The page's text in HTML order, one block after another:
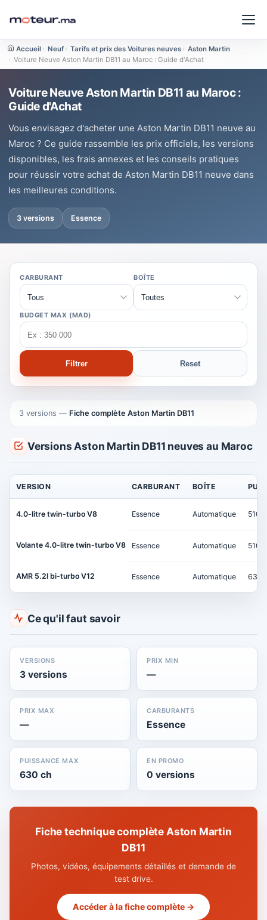
Accueil › Neuf › Tarifs et prix des Voitures neuves › Aston Martin
› Voiture Neuve Aston Martin DB11 au Maroc : Guide d'Achat
Voiture Neuve Aston Martin DB11 au Maroc :
Guide d'Achat
Vous envisagez d'acheter une Aston Martin DB11 neuve au
Maroc ? Ce guide rassemble les prix officiels, les versions
disponibles, les frais annexes et les conseils pratiques
pour réussir votre achat de Aston Martin DB11 neuve dans
les meilleures conditions.
3 versions Essence
CARBURANT BOÎTE
BUDGET MAX (MAD)
Filtrer Reset
3 versions — Fiche complète Aston Martin DB11
Versions Aston Martin DB11 neuves au Maroc
VERSION CARBURANT BOÎTE
4.0-litre twin-turbo V8 Essence Automatique 510
Volante 4.0-litre twin-turbo V8 Essence Automatique 510
AMR 5.2l bi-turbo V12 Essence Automatique 630
Ce qu'il faut savoir
VERSIONS
3 versions
PRIX MIN
—
PRIX MAX
—
CARBURANTS
Essence
PUISSANCE MAX
630 ch
EN PROMO
0 versions
Fiche technique complète Aston Martin
DB11
Photos, vidéos, équipements détaillés et demande de
test drive.
Accéder à la fiche complète →